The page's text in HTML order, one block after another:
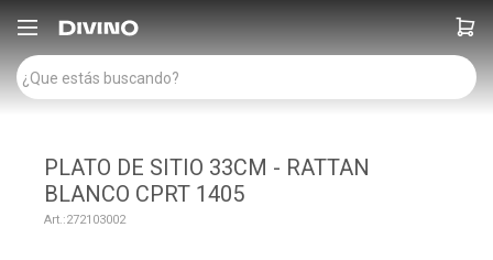

PLATO DE SITIO 33CM - RATTAN
BLANCO CPRT 1405
272103002